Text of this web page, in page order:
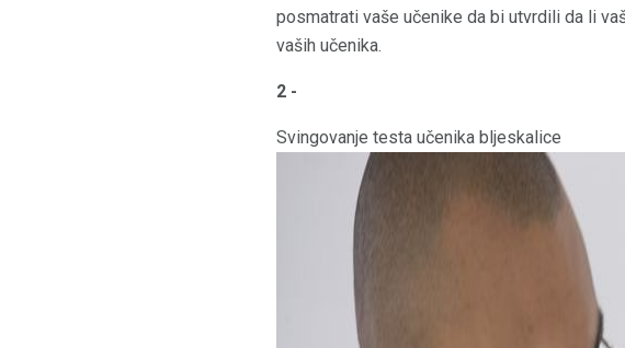
posmatrati vaše učenike da bi utvrdili da li
vaših učenika.
2 -
Svingovanje testa učenika bljeskalice